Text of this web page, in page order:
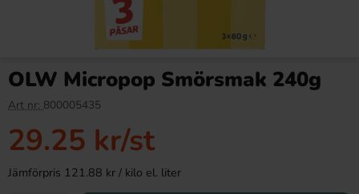
OLW Micropop Smörsmak 240g
Art nr: 800005435
29.25 kr/st
Jämförpris 121.88 kr / kilo el. liter